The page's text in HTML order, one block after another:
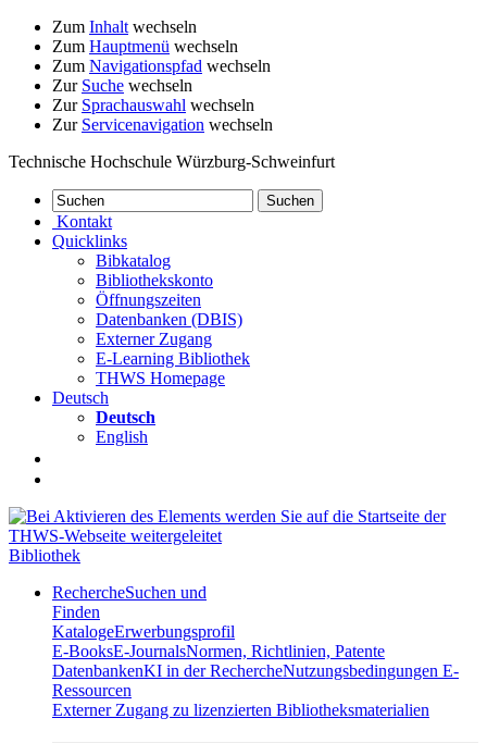
Zum Inhalt wechseln
Zum Hauptmenü wechseln
Zum Navigationspfad wechseln
Zur Suche wechseln
Zur Sprachauswahl wechseln
Zur Servicenavigation wechseln
Technische Hochschule Würzburg-Schweinfurt
Kontakt
Quicklinks
Bibkatalog
Bibliothekskonto
Öffnungszeiten
Datenbanken (DBIS)
Externer Zugang
E-Learning Bibliothek
THWS Homepage
Deutsch
Deutsch
English
Bibliothek
RechercheSuchen und
Finden
KatalogeErwerbungsprofil
E-BooksE-JournalsNormen, Richtlinien, Patente
DatenbankenKI in der RechercheNutzungsbedingungen E-
Ressourcen
Externer Zugang zu lizenzierten Bibliotheksmaterialien